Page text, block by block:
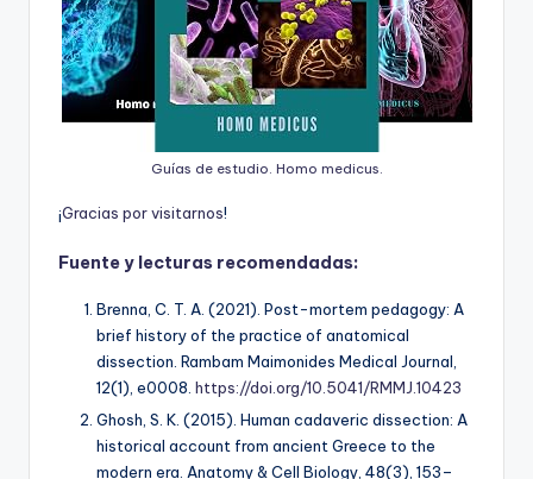
Guías de estudio. Homo medicus.
¡Gracias porvisitarnos!
Fuente y lecturas recomendadas:
Brenna, C. T. A. (2021). Post-mortem pedagogy: A
brief history of the practice of anatomical
dissection. Rambam Maimonides Medical Journal,
12(1), e0008. https://doi.org/10.5041/RMMJ.10423
Ghosh, S. K. (2015). Human cadaveric dissection: A
historical account from ancient Greece to the
modern era. Anatomy & Cell Biology, 48(3), 153–